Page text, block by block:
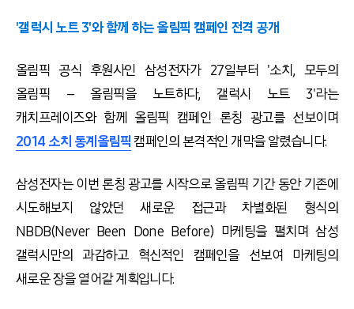
'갤럭시 노트 3'와 함께 하는 올림픽 캠페인 전격 공개
올림픽 공식 후원사인 삼성전자가 27일부터 '소치, 모두의
올림픽 – 올림픽을 노트하다, 갤럭시 노트 3'라는
캐치프레이즈와 함께 올림픽 캠페인 론칭 광고를 선보이며
2014 소치 동계올림픽캠페인의 본격적인 개막을 알렸습니다.
삼성전자는 이번 론칭 광고를 시작으로 올림픽 기간 동안 기존에
시도해보지 않았던 새로운 접근과 차별화된 형식의
NBDB(Never Been Done Before) 마케팅을 펼치며 삼성
갤럭시만의 과감하고 혁신적인 캠페인을 선보여 마케팅의
새로운 장을 열어갈 계획입니다.